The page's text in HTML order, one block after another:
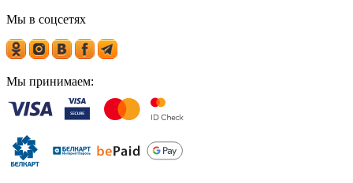
Мы в соцсетях
Мы принимаем: